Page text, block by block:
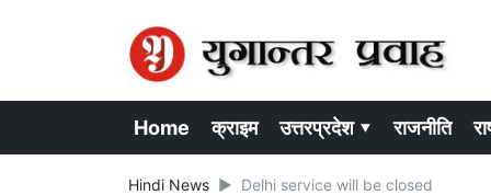
Home क्राइम उत्तरप्रदेश ▾ राजनीति
Hindi News Delhi service will be closed